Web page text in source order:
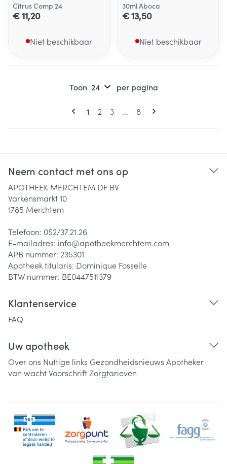
Citrus Comp 24
€ 11,20
Niet beschikbaar
30ml Aboca
€ 13,50
Niet beschikbaar
Pagina's
U lees momenteel pagina
1 Pagina
2 Pagina
3 ... Pagina
8
Toon per pagina
Neem contact met ons op
APOTHEEK MERCHTEM DF BV
Varkensmarkt 10
1785 Merchtem
Telefoon: 052/37.21.26
E-mailadres: info@apotheekmerchtem.com
APB nummer: 235301
Apotheek titularis: Dominique Fosselle
BTW nummer: BE0447511379
Klantenservice
FAQ
Uw apotheek
Over ons Nuttige links Gezondheidsnieuws Apotheker
van wachtVoorschriftZorgtarieven